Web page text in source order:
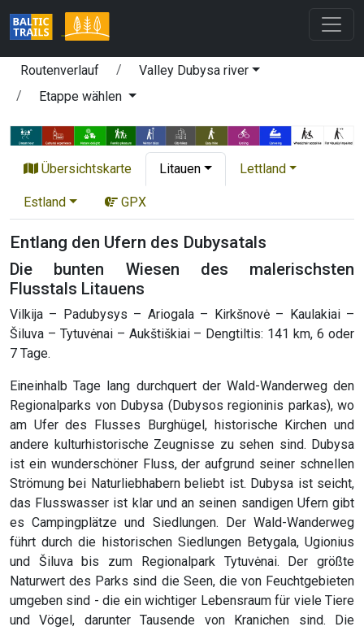
Routenverlauf
Valley Dubysa river
Etappe wählen
Übersichtskarte Litauen Lettland
Estland GPX
Entlang den Ufern des Dubysatals
Die bunten Wiesen des malerischsten
Flusstals Litauens
Vilkija – Padubysys – Ariogala – Kirkšnovė – Kaulakiai –
Šiluva – Tytuvėnai – Aukštiškiai – Dengtiltis: 141 km, 6 oder
7 Tage.
Eineinhalb Tage lang durchquert der Wald-Wanderweg den
Regionalparks von Dubysa (Dubysos regioninis parkas), wo
am Ufer des Flusses Burghügel, historische Kirchen und
andere kulturhistorische Zeugnisse zu sehen sind. Dubysa
ist ein wunderschöner Fluss, der aufgrund seiner schnellen
Strömung bei Naturliebhabern beliebt ist. Dubysa ist seicht,
das Flusswasser ist klar und an seinen sandigen Ufern gibt
es Campingplätze und Siedlungen. Der Wald-Wanderweg
führt durch die historischen Siedlungen Betygala, Ugionius
und Šiluva bis zum Regionalpark Tytuvėnai. Der größte
Naturwert des Parks sind die Seen, die von Feuchtgebieten
umgeben sind - die ein wichtiger Lebensraum für viele Tiere
und Vögel, darunter Tausende von Kranichen sind. Die